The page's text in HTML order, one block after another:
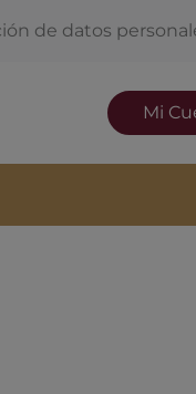
de datos
Mi